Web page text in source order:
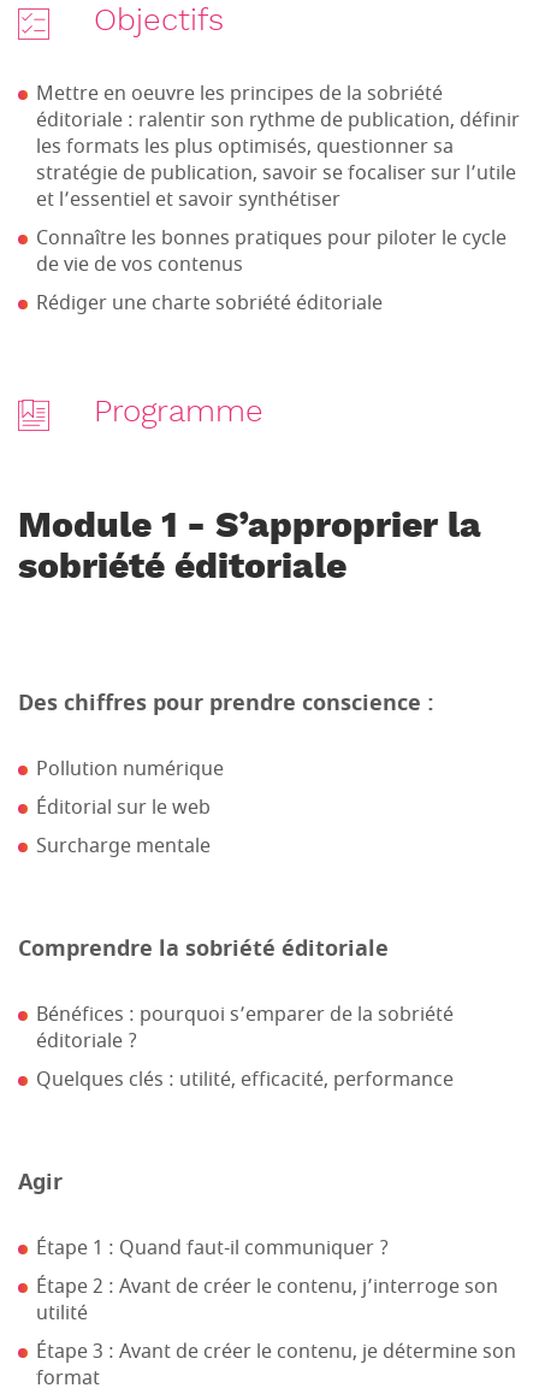
Objectifs
Mettre en oeuvre les principes de la sobriété
éditoriale : ralentir son rythme de publication, définir
les formats les plus optimisés, questionner sa
stratégie de publication, savoir se focaliser sur l’utile
et l’essentiel et savoir synthétiser
Connaître les bonnes pratiques pour piloter le cycle
de vie de vos contenus
Rédiger une charte sobriété éditoriale
Programme
Module 1 - S’approprier la
sobriété éditoriale
Des chiffres pour prendre conscience :
Pollution numérique
Éditorial sur le web
Surcharge mentale
Comprendre la sobriété éditoriale
Bénéfices : pourquoi s’emparer de la sobriété
éditoriale ?
Quelques clés : utilité, efficacité, performance
Agir
Étape 1 : Quand faut-il communiquer ?
Étape 2 : Avant de créer le contenu, j’interroge son
utilité
Étape 3 : Avant de créer le contenu, je détermine son
format